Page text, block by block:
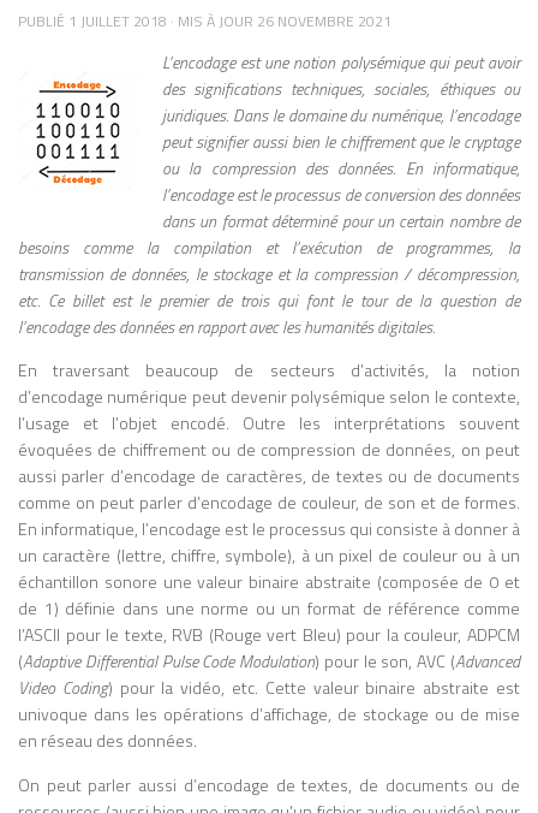
PUBLIÉ 1 JUILLET 2018 · MIS À JOUR 26 NOVEMBRE 2021
L’encodage est une notion polysémique qui peut avoir
des significations techniques, sociales, éthiques ou
juridiques. Dans le domaine du numérique, l’encodage
peut signifier aussi bien le chiffrement que le cryptage
ou la compression des données. En informatique,
l’encodage est le processus de conversion des données
dans un format déterminé pour un certain nombre de
besoins comme la compilation et l’exécution de programmes, la
transmission de données, le stockage et la compression / décompression,
etc. Ce billet est le premier de trois qui font le tour de la question de
l’encodage des données en rapport avec les humanités digitales.
En traversant beaucoup de secteurs d’activités, la notion
d’encodage numérique peut devenir polysémique selon le contexte,
l’usage et l’objet encodé. Outre les interprétations souvent
évoquées de chiffrement ou de compression de données, on peut
aussi parler d’encodage de caractères, de textes ou de documents
comme on peut parler d’encodage de couleur, de son et de formes.
En informatique, l’encodage est le processus qui consiste à donner à
un caractère (lettre, chiffre, symbole), à un pixel de couleur ou à un
échantillon sonore une valeur binaire abstraite (composée de 0 et
de 1) définie dans une norme ou un format de référence comme
l’ASCII pour le texte, RVB (Rouge vert Bleu) pour la couleur, ADPCM
(Adaptive Differential Pulse Code Modulation) pour le son, AVC (Advanced
Video Coding) pour la vidéo, etc. Cette valeur binaire abstraite est
univoque dans les opérations d’affichage, de stockage ou de mise
en réseau des données.
On peut parler aussi d’encodage de textes, de documents ou de
TOUCHE PRESQUE TOUS LES DOMAINES : TEXTE :
IMAGE ET VIDÉO : CRÉATION ARTISTIQUE, RETOUCHES,
DEEPFAKES. MUSIQUE ET AUDIO : COMPOSITIONS
ORIGINALES, DOUBLAGES, SYNTHÈSE VOCALE. CODE
INFORMATIQUE : GÉNÉRATION AUTOMATIQUE DE
SCRIPTS ET PROGRAMMES. EXEMPLE : GITHUB COPILOT
AIDE LES DÉVELOPPEURS EN PROPOSANT DES BOUTS
DE CODE À COMPLÉTER AUTOMATIQUEMENT,
ACCÉLÉRANT LE TRAVAIL DE PLUSIEURS HEURES EN
QUELQUES MINUTES. SOURCE
: HTTPS://LAFUSEE.NET/IA-GENERATIVE/ LES LIMITES ET
ENJEUX CRITIQUES MALGRÉ SES PROUESSES, L’IA
GÉNÉRATIVE N’EST PAS MAGIQUE ET COMPORTE DES
PARTIR DE DONNÉES EXISTANTES. SI CES DONNÉES
CONTIENNENT DES BIAIS (CULTURELS, SOCIAUX,
RACIAUX), LES CRÉATIONS DE L’IA LES REPRODUIRONT.
EXEMPLE : UNE IA D’ILLUSTRATION POURRAIT
REPRÉSENTER DES PROFESSIONS DE MANIÈRE
STÉRÉOTYPÉE SELON LE GENRE OU L’ORIGINE. FIABILITÉ
ET VÉRACITÉ : LE CONTENU GÉNÉRÉ PEUT SEMBLER
CRÉDIBLE MAIS CONTENIR DES ERREURS FACTUELLES.
L’IA NE COMPREND PAS LE SENS DES INFORMATIONS,
ELLE SUIT SIMPLEMENT DES PATTERNS. ÉTHIQUE ET
DROITS D’AUTEUR : QUI POSSÈDE LES DROITS SUR UNE
IMAGE GÉNÉRÉE PAR UNE IA ? ET QUE DIRE DE
L’UTILISATION DE DONNÉES PROTÉGÉES POUR
ENTRAÎNER CES MODÈLES ? IMPACT SOCIAL ET
ÉCONOMIQUE : L’IA TRANSFORME DES MÉTIERS :
CERTAINS CRÉATIFS PEUVENT ÊTRE ASSISTÉS,
RAPPORT À LA CRÉATION ET À L’INFORMATION.
universitaires au Canada, puis au
Royaume-Uni, notamment à l’Université
de Cambridge, où il est influencé par la
tradition humaniste, la rhétorique
classique et la pensée de figures comme
Thomas d’Aquin. Cette formation
interdisciplinaire, mêlant littérature,
philosophie et histoire, jouera un rôle
déterminant dans son approche originale
des médias. De retour au Canada, il
devient professeur d’anglais à l’Université
de Toronto, où il mènera l’essentiel de sa
for Culture and Technology, lieu
emblématique de recherche sur les
médias et la culture. C’est dans les
années 1950 et surtout 1960 que
McLuhan accède à une renommée
internationale. À travers des ouvrages
majeurs tels que The Gutenberg Galaxy
(1962) et Understanding Media: The
Extensions of Man (1964), il développe
une thèse radicale : les médias ne sont
pas de simples canaux de transmission de
contenus, mais des environnements qui
structurent la perception, la pensée et les
relations sociales. Sa célèbre formule «
média réside moins dans ce qu’il transmet